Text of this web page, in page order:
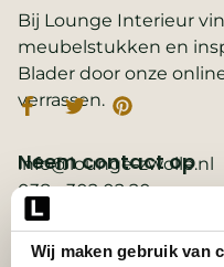
Wij maken gebruik van
Bij Lounge Interieur
meubelstukken en
Blader door onze
verrassen.
Neem contact op
info@lounge-zwolle.nl
038 - 302 02 20
Anthony Fokkerstraat